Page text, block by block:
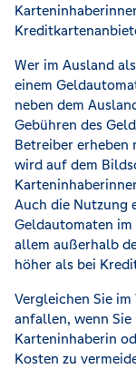
Wer im Ausland
einem
neben dem
Gebühren des
Betreiber erheben
wird auf dem
Auch die Nutzung
Geldautomaten
allem außerhalb
höher als bei
Vergleichen Sie
anfallen, wenn
Karteninhaberin
Kosten zu